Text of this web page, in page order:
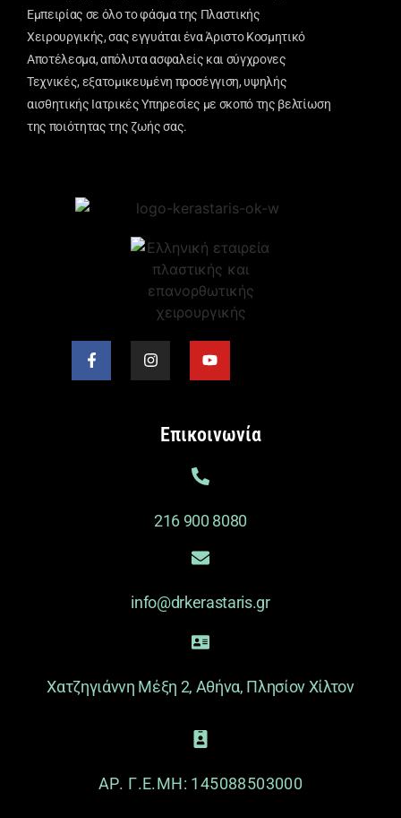
Εμπειρίας σε όλο το φάσμα της Πλαστικής
Χειρουργικής, σας εγγυάται ένα Άριστο Κοσμητικό
Αποτέλεσμα, απόλυτα ασφαλείς και σύγχρονες
Τεχνικές, εξατομικευμένη προσέγγιση, υψηλής
αισθητικής Ιατρικές Υπηρεσίες με σκοπό της βελτίωση
της ποιότητας της ζωής σας.
Επικοινωνία
216 900 8080
info@drkerastaris.gr
Χατζηγιάννη Μέξη 2, Αθήνα, Πλησίον Χίλτον
ΑΡ. Γ.Ε.ΜΗ: 145088503000